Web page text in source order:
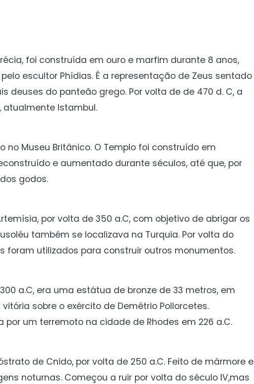
foi construída em ouro e marfim durante 8 anos,
escultor Phídias. É a representação de Zeus sentado
deuses do panteão grego. Por volta de de 470 d. C, a
Istambul.
no Museu Britânico. O Templo foi construído em
e aumentado durante séculos, até que, por
godos.
por volta de 350 a.C, com objetivo de abrigar os
também se localizava na Turquia. Por volta do
foram utilizados para construir outros monumentos.
a.C, era uma estátua de bronze de 33 metros, em
sobre o exército de Demétrio Pollorcetes.
um terremoto na cidade de Rhodes em 226 a.C.
de Cnido, por volta de 250 a.C. Feito de mármore e
noturnas. Começou a ruir por volta do século IV,mas